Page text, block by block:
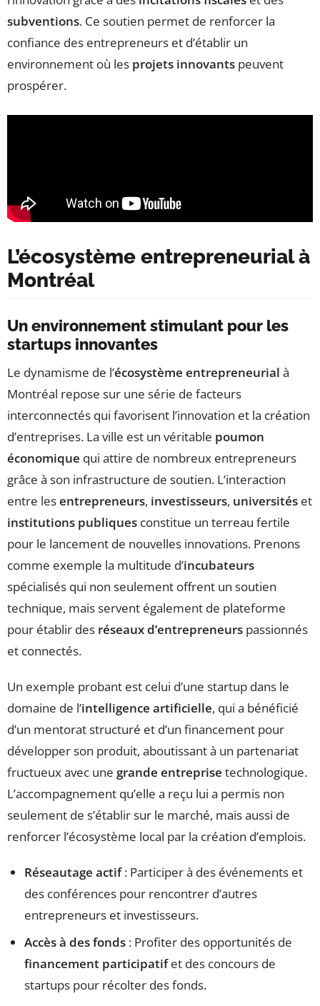
subventions. Ce soutien permet de renforcer la
confiance des entrepreneurs et d’établir un
environnement où les projets innovants peuvent
prospérer.
L’écosystème entrepreneurial à
Montréal
Un environnement stimulant pour les
startups innovantes
Le dynamisme de l’écosystème entrepreneurial à
Montréal repose sur une série de facteurs
interconnectés qui favorisent l’innovation et la création
d’entreprises. La ville est un véritable poumon
économique qui attire de nombreux entrepreneurs
grâce à son infrastructure de soutien. L’interaction
entre lesentrepreneurs, investisseurs, universités et
institutions publiques constitue un terreau fertile
pour le lancement de nouvelles innovations. Prenons
comme exemple la multitude d’incubateurs
spécialisés qui non seulement offrent un soutien
technique, mais servent également de plateforme
pour établir des réseaux d’entrepreneurs passionnés
et connectés.
Un exemple probant est celui d’une startup dans le
domaine de l’intelligence artificielle, qui a bénéficié
d’un mentorat structuré et d’un financement pour
développer son produit, aboutissant à un partenariat
fructueux avec une grande entreprise technologique.
L’accompagnement qu’elle a reçu lui a permis non
seulement de s’établir sur le marché, mais aussi de
renforcer l’écosystème local par la création d’emplois.
Réseautage actif: Participer à des événements et
des conférences pour rencontrer d’autres
entrepreneurs et investisseurs.
Accès à des fonds : Profiter des opportunités de
financement participatifet des concours de
startups pour récolter des fonds.